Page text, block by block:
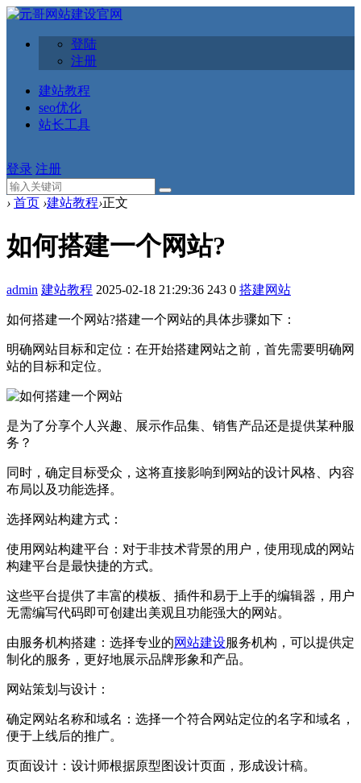
登陆
注册
建站教程
seo优化
站长工具
登录 注册
› 首页 ›建站教程›正文
如何搭建一个网站?
admin 建站教程 2025-02-18 21:29:36 243 0 搭建网站
如何搭建一个网站?搭建一个网站的具体步骤如下‌：
‌明确网站目标和定位‌：在开始搭建网站之前，首先需要明确网
站的目标和定位。
是为了分享个人兴趣、展示作品集、销售产品还是提供某种服
务？
同时，确定目标受众，这将直接影响到网站的设计风格、内容
布局以及功能选择。‌
‌选择网站构建方式‌：
‌使用网站构建平台‌：对于非技术背景的用户，使用现成的网站
构建平台是最快捷的方式。
这些平台提供了丰富的模板、插件和易于上手的编辑器，用户
无需编写代码即可创建出美观且功能强大的网站。
‌由服务机构搭建‌：选择专业的网站建设服务机构，可以提供定
制化的服务，更好地展示品牌形象和产品。
‌网站策划与设计‌：
‌确定网站名称和域名‌：选择一个符合网站定位的名字和域名，
便于上线后的推广。‌
‌页面设计‌：设计师根据原型图设计页面，形成设计稿。